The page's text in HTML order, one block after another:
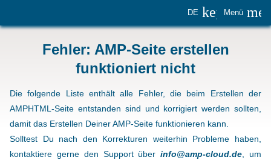
DE Menü
Fehler: AMP-Seite erstellen
funktioniert nicht
Die folgende Liste enthält alle Fehler, die beim Erstellen der
AMPHTML-Seite entstanden sind und korrigiert werden sollten,
damit das Erstellen Deiner AMP-Seite funktionieren kann.
Solltest Du nach den Korrekturen weiterhin Probleme haben,
kontaktiere gerne den Support überinfo@amp-cloud.de, um